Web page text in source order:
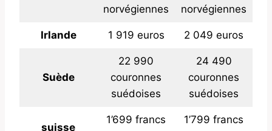
norvégiennes
norvégiennes
Irlande 1 919 euros 2 049 euros
Suède
22 990
couronnes
suédoises
24 490
couronnes
suédoises
suisse
1’699 francs
1’799 francs